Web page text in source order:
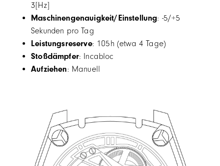
3[Hz]
Maschinengenauigkeit/Einstellung: -5/+5
Sekunden pro Tag
Leistungsreserve: 105h (etwa 4 Tage)
Stoßdämpfer: Incabloc
Aufziehen: Manuell